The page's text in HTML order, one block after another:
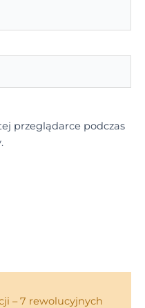
przeglądarce podczas
– 7 rewolucyjnych